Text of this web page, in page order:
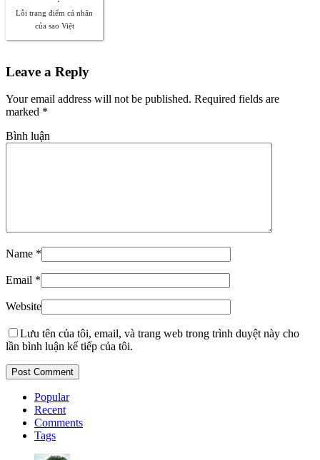
Lỗi trang điểm cá nhân
của sao Việt
Leave a Reply
Your email address will not be published. Required fields are
marked *
Bình luận
Name *
Email *
Website
Lưu tên của tôi, email, và trang web trong trình duyệt này cho
lần bình luận kế tiếp của tôi.
Popular
Recent
Comments
Tags